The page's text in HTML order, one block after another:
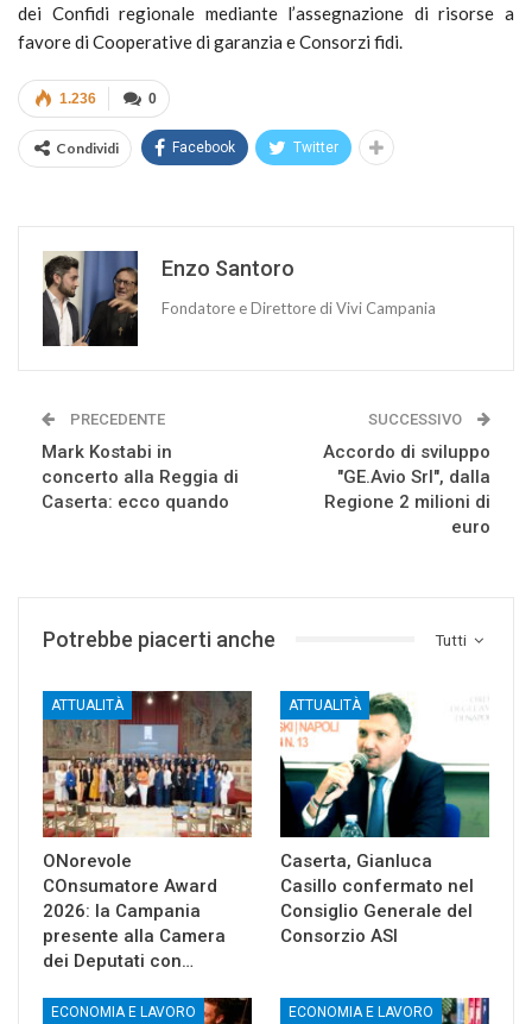
dei Confidi regionale mediante l’assegnazione di risorse a
favore di Cooperative di garanzia e Consorzi fidi.
0
1.236
Condividi Facebook Twitter
Enzo Santoro
Fondatore e Direttore di Vivi Campania
PRECEDENTE
Mark Kostabi in
concerto alla Reggia di
Caserta: ecco quando
SUCCESSIVO
Accordo di sviluppo
"GE.Avio Srl", dalla
Regione 2 milioni di
euro
Tutti
Potrebbe piacerti anche
ATTUALITÀ
ONorevole
COnsumatore Award
2026: la Campania
presente alla Camera
dei Deputati con…
ATTUALITÀ
Caserta, Gianluca
Casillo confermato nel
Consiglio Generale del
Consorzio ASI
ECONOMIA E LAVORO ECONOMIA E LAVORO